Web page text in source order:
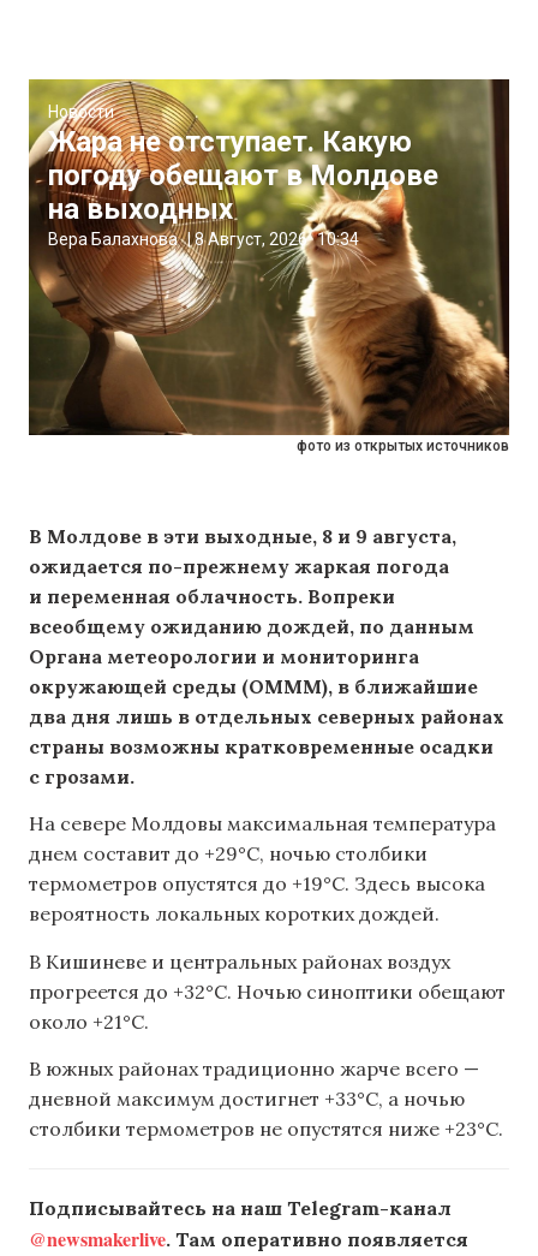
фото из открытых источников
Новости
Жара не отступает. Какую
погоду обещают в Молдове
на выходных
Вера Балахнова |8 Август, 2026 10:34
В Молдове в эти выходные, 8 и 9 августа,
ожидается по-прежнему жаркая погода
и переменная облачность. Вопреки
всеобщему ожиданию дождей, по данным
Органа метеорологии и мониторинга
окружающей среды (OMMM), в ближайшие
два дня лишь в отдельных северных районах
страны возможны кратковременные осадки
с грозами.
На севере Молдовы максимальная температура
днем составит до +29°C, ночью столбики
термометров опустятся до +19°C. Здесь высока
вероятность локальных коротких дождей.
В Кишиневе и центральных районах воздух
прогреется до +32°C. Ночью синоптики обещают
около +21°C.
В южных районах традиционно жарче всего —
дневной максимум достигнет +33°C, а ночью
столбики термометров не опустятся ниже +23°C.
Подписывайтесь на наш Telegram-канал
@newsmakerlive. Там оперативно появляется